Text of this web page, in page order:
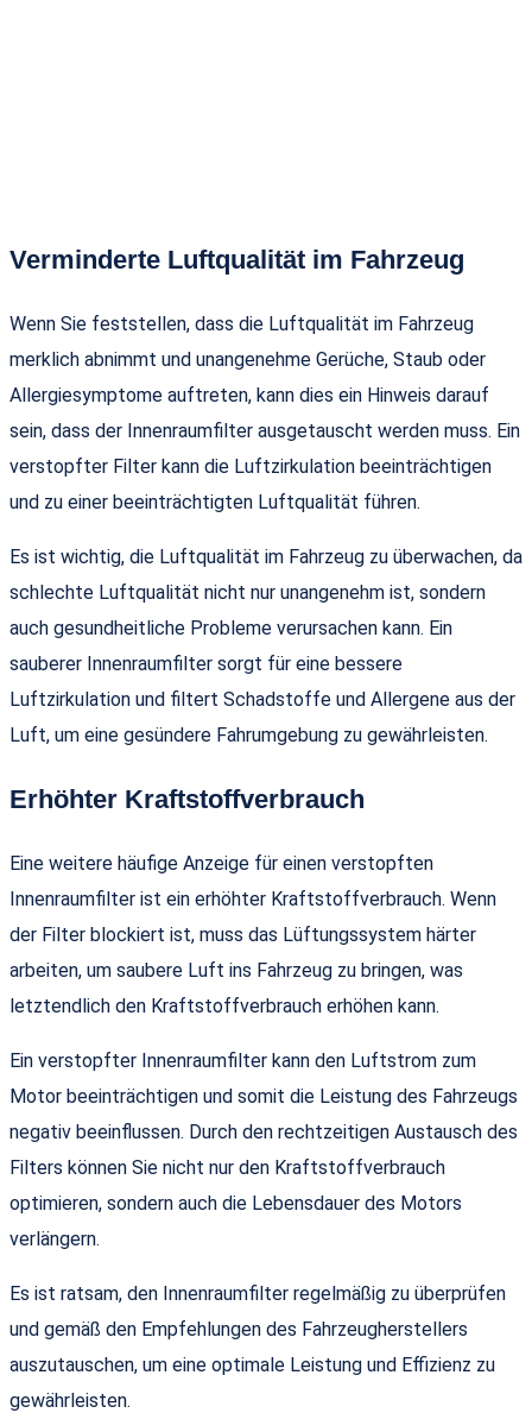
Verminderte Luftqualität im Fahrzeug
Wenn Sie feststellen, dass die Luftqualität im Fahrzeug
merklich abnimmt und unangenehme Gerüche, Staub oder
Allergiesymptome auftreten, kann dies ein Hinweis darauf
sein, dass der Innenraumfilter ausgetauscht werden muss. Ein
verstopfter Filter kann die Luftzirkulation beeinträchtigen
und zu einer beeinträchtigten Luftqualität führen.
Es ist wichtig, die Luftqualität im Fahrzeug zu überwachen, da
schlechte Luftqualität nicht nur unangenehm ist, sondern
auch gesundheitliche Probleme verursachen kann. Ein
sauberer Innenraumfilter sorgt für eine bessere
Luftzirkulation und filtert Schadstoffe und Allergene aus der
Luft, um eine gesündere Fahrumgebung zu gewährleisten.
Erhöhter Kraftstoffverbrauch
Eine weitere häufige Anzeige für einen verstopften
Innenraumfilter ist ein erhöhter Kraftstoffverbrauch. Wenn
der Filter blockiert ist, muss das Lüftungssystem härter
arbeiten, um saubere Luft ins Fahrzeug zu bringen, was
letztendlich den Kraftstoffverbrauch erhöhen kann.
Ein verstopfter Innenraumfilter kann den Luftstrom zum
Motor beeinträchtigen und somit die Leistung des Fahrzeugs
negativ beeinflussen. Durch den rechtzeitigen Austausch des
Filters können Sie nicht nur den Kraftstoffverbrauch
optimieren, sondern auch die Lebensdauer des Motors
verlängern.
Es ist ratsam, den Innenraumfilter regelmäßig zu überprüfen
und gemäß den Empfehlungen des Fahrzeugherstellers
auszutauschen, um eine optimale Leistung und Effizienz zu
gewährleisten.